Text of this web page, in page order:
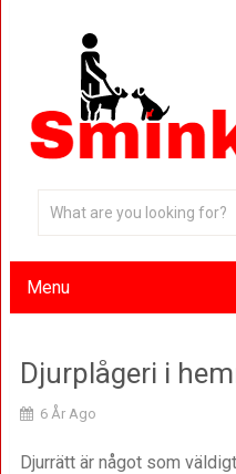
Menu
Djurplågeri i
6 År Ago
Djurrätt är något som